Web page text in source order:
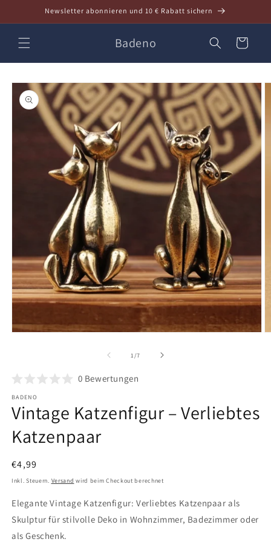
Inhalt
Newsletter abonnieren und 10 € Rabatt sichern
Badeno Warenkorb
öffnen
1 /von
7
0 Bewertungen
BADENO
Vintage Katzenfigur – Verliebtes
Katzenpaar
Normaler
Preis
€4,99
Inkl. Steuern. Versand wird beim Checkout berechnet
Elegante Vintage Katzenfigur: Verliebtes Katzenpaar als
Skulptur für stilvolle Deko in Wohnzimmer, Badezimmer oder
als Geschenk.